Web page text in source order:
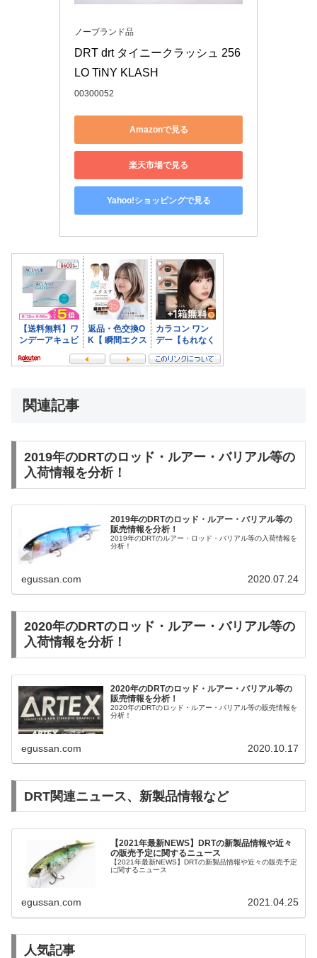
ノーブランド品
DRT drt タイニークラッシュ 256
LO TiNY KLASH
00300052
Amazonで見る
楽天市場で見る
Yahoo!ショッピングで見る
関連記事
2019年のDRTのロッド・ルアー・バリアル等の
入荷情報を分析！
2019年のDRTのロッド・ルアー・バリアル等の
販売情報を分析！
2019年のDRTのルアー・ロッド・バリアル等の入荷情報を
分析！
egussan.com 2020.07.24
2020年のDRTのロッド・ルアー・バリアル等の
入荷情報を分析！
2020年のDRTのロッド・ルアー・バリアル等の
販売情報を分析！
2020年のDRTのロッド・ルアー・バリアル等の販売情報を
分析！
egussan.com 2020.10.17
DRT関連ニュース、新製品情報など
【2021年最新NEWS】DRTの新製品情報や近々
の販売予定に関するニュース
【2021年最新NEWS】DRTの新製品情報や近々の販売予定
に関するニュース
egussan.com 2021.04.25
人気記事